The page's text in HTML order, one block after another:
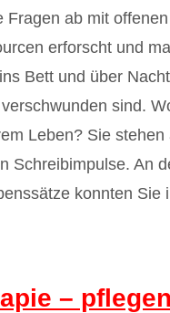
Fragen ab mit
erforscht und
Bett und über
sind.
Leben? Sie
Schreibimpulse. An
konnten
–